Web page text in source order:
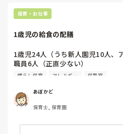
機嫌はいいんです。
いまもコンビカー乗り回してドリ
あれー？
休むのはいいんです。
今年度退職するので、有給消化と
ただ、今週の土曜日に七五三の撮
仕方がないとわかっていながら、
保育・お仕事
1歳児の給食の配膳
1歳児24人（うち新人園児10人、
職員6人（正直少ない）
さ。給食の配膳に悩んでます。
１つのテーブルに4人×6テーブル
事スタート。
どうしたらスムーズにゆったり食
慣らし保育 アレルギー 保育室
あぼかど
保育士, 保育園